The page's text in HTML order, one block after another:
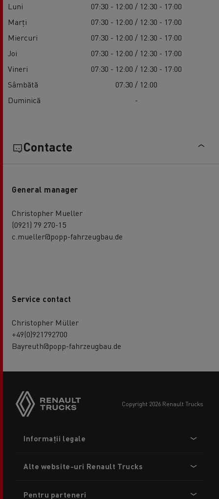
Luni
07:30 - 12:00 / 12:30 - 17:00
Marți
07:30 - 12:00 / 12:30 - 17:00
Miercuri
07:30 - 12:00 / 12:30 - 17:00
Joi
07:30 - 12:00 / 12:30 - 17:00
Vineri
07:30 - 12:00 / 12:30 - 17:00
Sâmbătă
07:30 / 12:00
Duminică
-
Contacte
General manager
Christopher Mueller
(0921) 79 270-15
c.mueller@popp-fahrzeugbau.de
Service contact
Christopher Müller
+49(0)921792700
Bayreuth@popp-fahrzeugbau.de
copyright 2026 Renault Trucks
menu
Informații legale
Alte website-uri Renault Trucks
Pentru parteneri